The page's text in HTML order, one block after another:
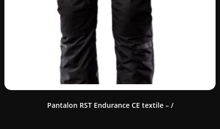
Pantalon RST Endurance CE textile – /